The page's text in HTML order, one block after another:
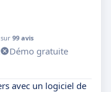
sur 99 avis
Démo gratuite
avec un logiciel de